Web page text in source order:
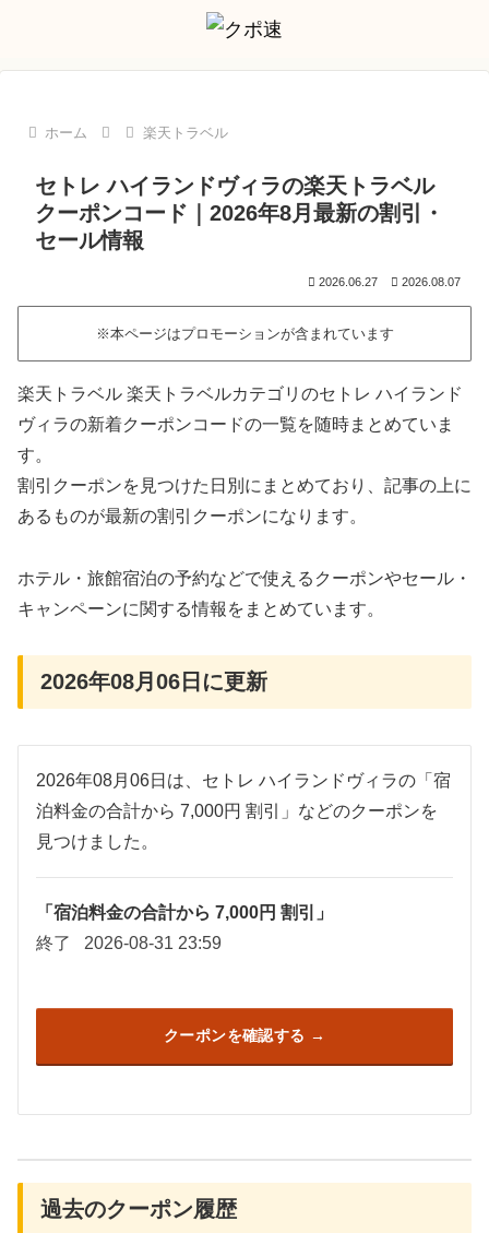
ホーム 楽天トラベル
セトレ ハイランドヴィラの楽天トラベル
クーポンコード｜2026年8月最新の割引・
セール情報
2026.06.27 2026.08.07
※本ページはプロモーションが含まれています
楽天トラベル 楽天トラベルカテゴリのセトレ ハイランド
ヴィラの新着クーポンコードの一覧を随時まとめていま
す。
割引クーポンを見つけた日別にまとめており、記事の上に
あるものが最新の割引クーポンになります。
ホテル・旅館宿泊の予約などで使えるクーポンやセール・
キャンペーンに関する情報をまとめています。
2026年08月06日に更新
2026年08月06日は、セトレ ハイランドヴィラの「宿
泊料金の合計から 7,000円 割引」などのクーポンを
見つけました。
「宿泊料金の合計から 7,000円 割引」
終了
2026-08-31 23:59
クーポンを確認する
過去のクーポン履歴